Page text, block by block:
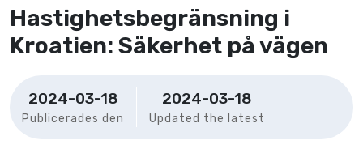
Hastighetsbegränsning i
Kroatien: Säkerhet på vägen
2024-03-18
Publicerades den
2024-03-18
Updated the latest